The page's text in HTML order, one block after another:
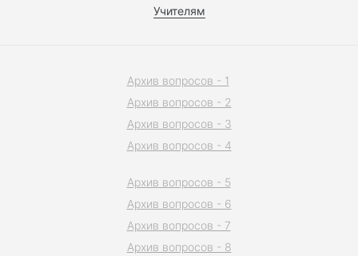
Учителям
Архив вопросов - 1
Архив вопросов - 2
Архив вопросов - 3
Архив вопросов - 4
Архив вопросов - 5
Архив вопросов - 6
Архив вопросов - 7
Архив вопросов - 8